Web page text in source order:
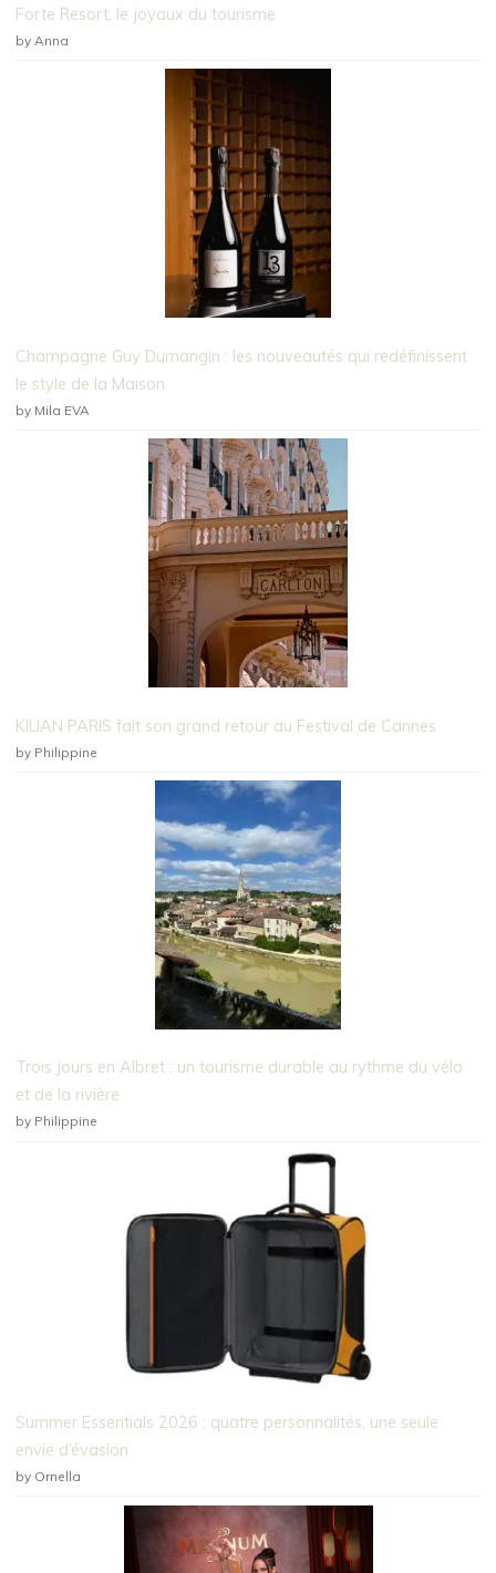
Forte Resort, le joyaux du tourisme
by Anna
Champagne Guy Dumangin : les nouveautés qui redéfinissent
le style de la Maison
by Mila EVA
KILIAN PARIS fait son grand retour au Festival de Cannes
by Philippine
Trois jours en Albret : un tourisme durable au rythme du vélo
et de la rivière
by Philippine
Summer Essentials 2026 : quatre personnalités, une seule
envie d’évasion
by Ornella